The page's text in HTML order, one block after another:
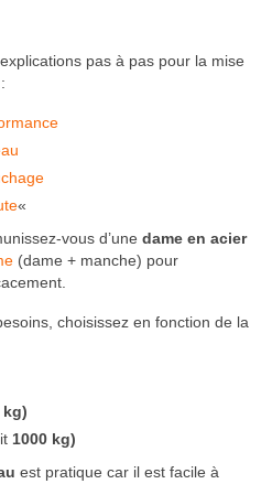
pas à pas pour la mise
«
vous d’une dame en acier
(dame + manche) pour
choisissez en fonction de la
kg)
1000 kg)
est pratique car il est facile à